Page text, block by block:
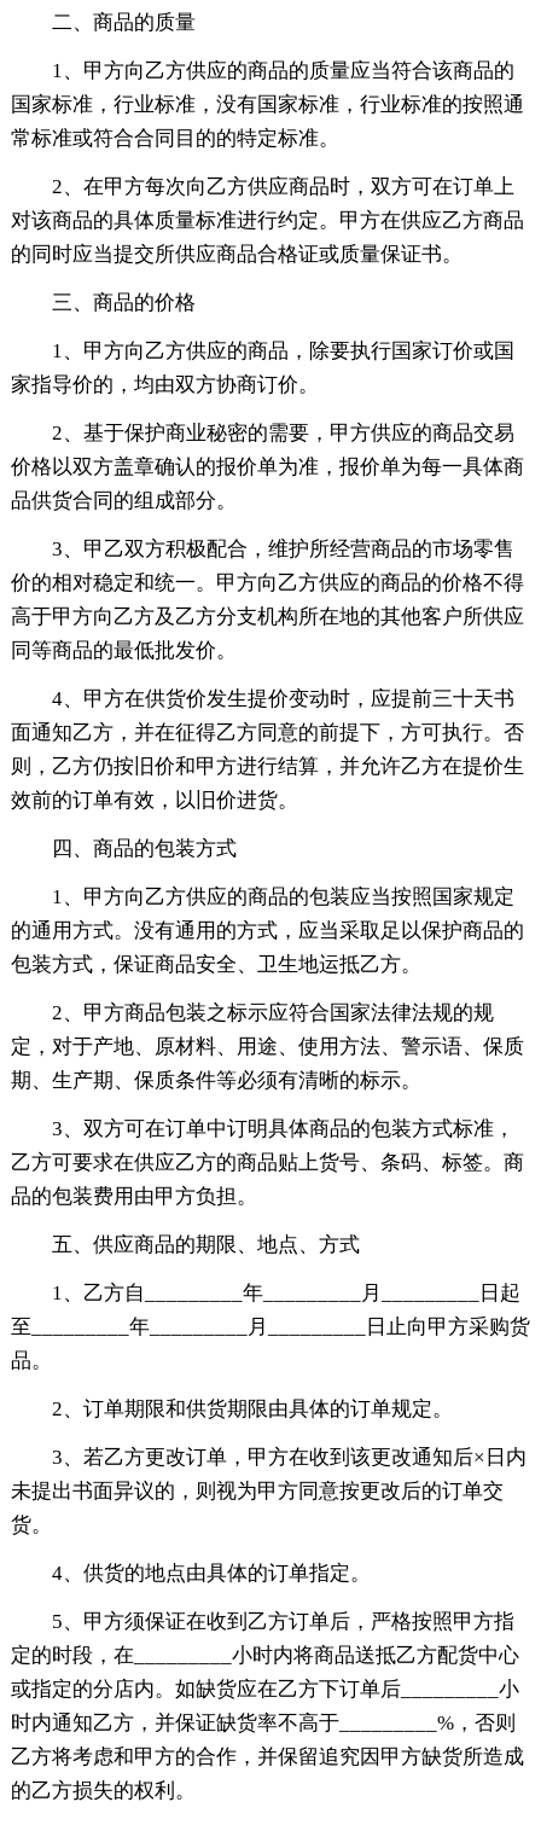
二、商品的质量
1、甲方向乙方供应的商品的质量应当符合该商品的
国家标准，行业标准，没有国家标准，行业标准的按照通
常标准或符合合同目的的特定标准。
2、在甲方每次向乙方供应商品时，双方可在订单上
对该商品的具体质量标准进行约定。甲方在供应乙方商品
的同时应当提交所供应商品合格证或质量保证书。
三、商品的价格
1、甲方向乙方供应的商品，除要执行国家订价或国
家指导价的，均由双方协商订价。
2、基于保护商业秘密的需要，甲方供应的商品交易
价格以双方盖章确认的报价单为准，报价单为每一具体商
品供货合同的组成部分。
3、甲乙双方积极配合，维护所经营商品的市场零售
价的相对稳定和统一。甲方向乙方供应的商品的价格不得
高于甲方向乙方及乙方分支机构所在地的其他客户所供应
同等商品的最低批发价。
4、甲方在供货价发生提价变动时，应提前三十天书
面通知乙方，并在征得乙方同意的前提下，方可执行。否
则，乙方仍按旧价和甲方进行结算，并允许乙方在提价生
效前的订单有效，以旧价进货。
四、商品的包装方式
1、甲方向乙方供应的商品的包装应当按照国家规定
的通用方式。没有通用的方式，应当采取足以保护商品的
包装方式，保证商品安全、卫生地运抵乙方。
2、甲方商品包装之标示应符合国家法律法规的规
定，对于产地、原材料、用途、使用方法、警示语、保质
期、生产期、保质条件等必须有清晰的标示。
3、双方可在订单中订明具体商品的包装方式标准，
乙方可要求在供应乙方的商品贴上货号、条码、标签。商
品的包装费用由甲方负担。
五、供应商品的期限、地点、方式
1、乙方自_________年_________月_________日起
至_________年_________月_________日止向甲方采购货
品。
2、订单期限和供货期限由具体的订单规定。
3、若乙方更改订单，甲方在收到该更改通知后×日内
未提出书面异议的，则视为甲方同意按更改后的订单交
货。
4、供货的地点由具体的订单指定。
5、甲方须保证在收到乙方订单后，严格按照甲方指
定的时段，在_________小时内将商品送抵乙方配货中心
或指定的分店内。如缺货应在乙方下订单后_________小
时内通知乙方，并保证缺货率不高于_________%，否则
乙方将考虑和甲方的合作，并保留追究因甲方缺货所造成
的乙方损失的权利。